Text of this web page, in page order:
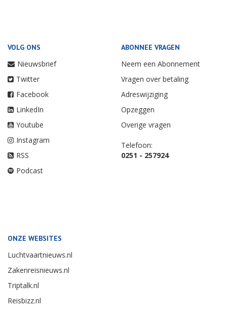
VOLG ONS
Nieuwsbrief
Twitter
Facebook
LinkedIn
Youtube
Instagram
RSS
Podcast
ABONNEE VRAGEN
Neem een Abonnement
Vragen over betaling
Adreswijziging
Opzeggen
Overige vragen
Telefoon:
0251 - 257924
ONZE WEBSITES
Luchtvaartnieuws.nl
Zakenreisnieuws.nl
Triptalk.nl
Reisbizz.nl